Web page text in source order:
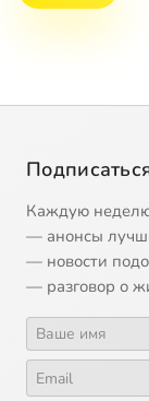
Каждую
— анонсы
— новости
— разговор о